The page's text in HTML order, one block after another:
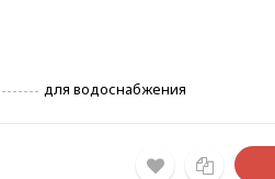
для водоснабжения